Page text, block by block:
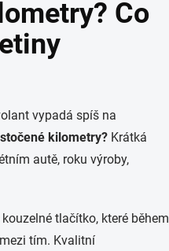
Co
vypadá spíš na
kilometry? Krátká
autě, roku výroby,
tlačítko, které během
tím. Kvalitní